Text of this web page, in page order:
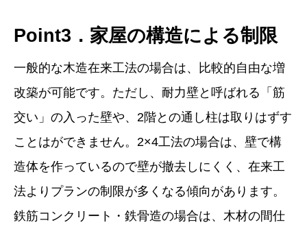
Point3．家屋の構造による制限
一般的な木造在来工法の場合は、比較的自由な増
改築が可能です。ただし、耐力壁と呼ばれる「筋
交い」の入った壁や、2階との通し柱は取りはずす
ことはができません。2×4工法の場合は、壁で構
造体を作っているので壁が撤去しにくく、在来工
法よりプランの制限が多くなる傾向があります。
鉄筋コンクリート・鉄骨造の場合は、木材の間仕